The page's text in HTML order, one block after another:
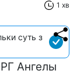
1 хв
суть з
Ангелы